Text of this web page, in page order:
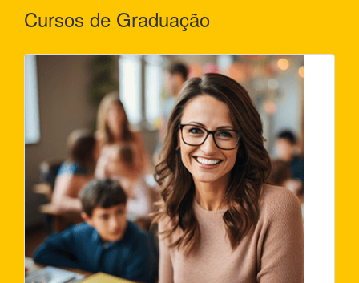
Cursos de Graduação